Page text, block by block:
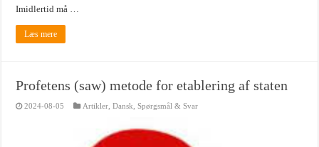
Imidlertid må …
Læs mere
Profetens (saw) metode for etablering af staten
2024-08-05 Artikler ,Dansk ,Spørgsmål & Svar